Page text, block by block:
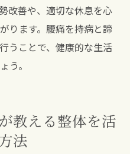
改善や、適切な休息を心
ります。腰痛を持病と諦
うことで、健康的な生活
う。
教える整体を活
法